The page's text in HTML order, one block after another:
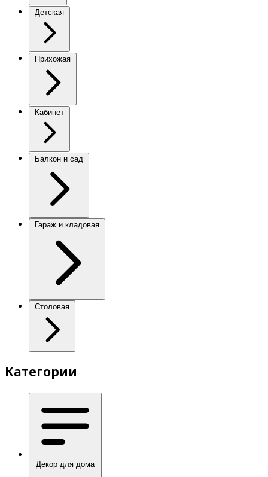
Детская
Прихожая
Кабинет
Балкон и сад
Гараж и кладовая
Столовая
Категории
Декор для дома